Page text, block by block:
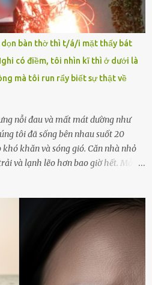
1, quý I, Đường lên đỉnh Olympia
học sinh Chu Ngọc Quang Vinh đã
của bản thân trên mạng xã hội
chủ động gỡ bài viết và đăng bài
Chu Ngọc Quang Vinh làm việc
vị cung...
bàn thờ thì t/á/i mặt thấy bát
có điềm, tôi nhìn kĩ thì ở dưới là
mà tôi run rẩy biết sự thật về
nỗi đau và mất mát dường như
tôi đã sống bên nhau suốt 20
khăn và sóng gió. Căn nhà nhỏ
và lạnh lẽo hơn bao giờ hết. Mỗi
còn muốn làm gì ngoài việc
cuộc sống không cho phép tôi mãi
bạn bè và những người thân
tang lễ chu toàn. Và hôm nay là
sau khi cô ấy rời xa tôi mãi
cúng cơm xong, tôi quyết định lên